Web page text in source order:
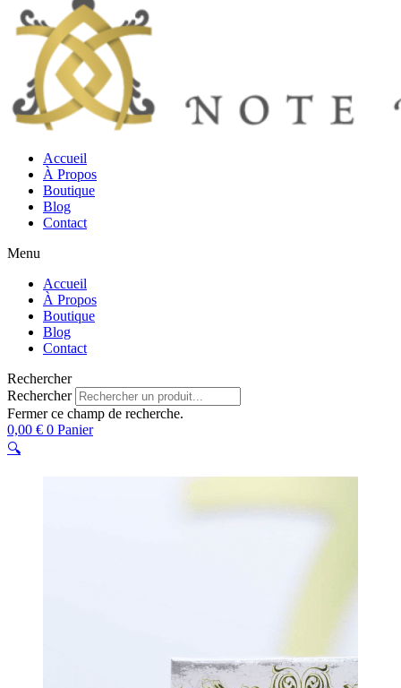
Accueil
À Propos
Boutique
Blog
Contact
Menu
Accueil
À Propos
Boutique
Blog
Contact
Rechercher
Rechercher
Fermer ce champ de recherche.
0,00 € 0 Panier
🔍